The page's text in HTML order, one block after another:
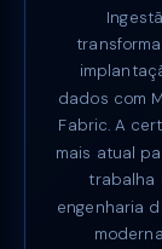
dados com
Fabric. A
mais atual
trabalha
engenharia